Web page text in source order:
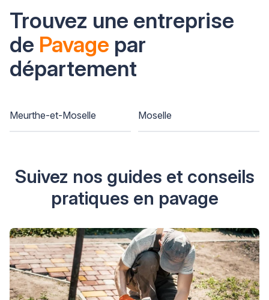
Trouvez une entreprise
de Pavage par
département
Meurthe-et-Moselle Moselle
Suivez nos guides et conseils
pratiques en pavage